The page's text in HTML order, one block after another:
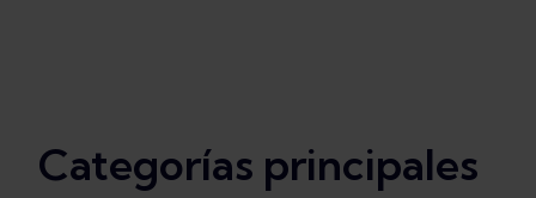
Categorías principales